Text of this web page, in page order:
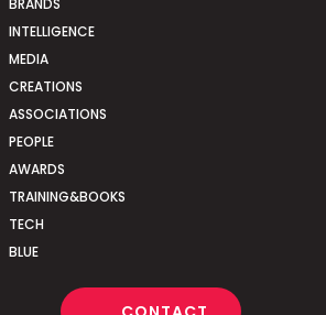
BRANDS
INTELLIGENCE
MEDIA
CREATIONS
ASSOCIATIONS
PEOPLE
AWARDS
TRAINING&BOOKS
TECH
BLUE